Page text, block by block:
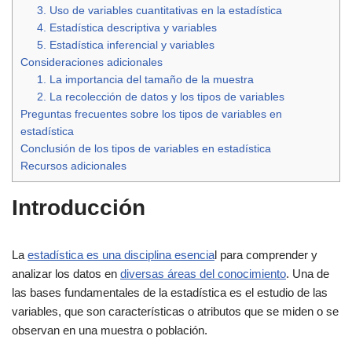
3. Uso de variables cuantitativas en la estadística
4. Estadística descriptiva y variables
5. Estadística inferencial y variables
Consideraciones adicionales
1. La importancia del tamaño de la muestra
2. La recolección de datos y los tipos de variables
Preguntas frecuentes sobre los tipos de variables en
estadística
Conclusión de los tipos de variables en estadística
Recursos adicionales
Introducción
La estadística es una disciplina esencial para comprender y
analizar los datos en diversas áreas del conocimiento. Una de
las bases fundamentales de la estadística es el estudio de las
variables, que son características o atributos que se miden o se
observan en una muestra o población.